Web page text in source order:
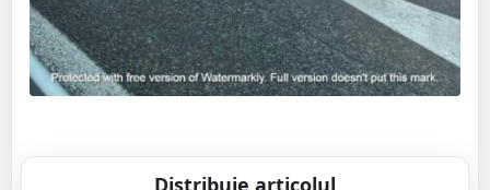
Distribuie articolul